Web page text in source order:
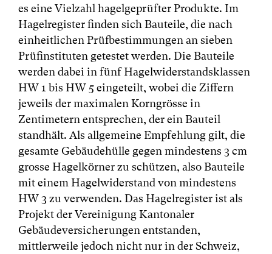
es eine Vielzahl hagelgeprüfter Produkte. Im
Hagelregister finden sich Bauteile, die nach
einheitlichen Prüfbestimmungen an sieben
Prüfinstituten getestet werden. Die Bauteile
werden dabei in fünf Hagelwiderstandsklassen
HW 1 bis HW 5 eingeteilt, wobei die Ziffern
jeweils der maximalen Korngrösse in
Zentimetern entsprechen, der ein Bauteil
standhält. Als allgemeine Empfehlung gilt, die
gesamte Gebäudehülle gegen mindestens 3 cm
grosse Hagelkörner zu schützen, also Bauteile
mit einem Hagelwiderstand von mindestens
HW 3 zu verwenden. Das Hagelregister ist als
Projekt der Vereinigung Kantonaler
Gebäudeversicherungen entstanden,
mittlerweile jedoch nicht nur in der Schweiz,